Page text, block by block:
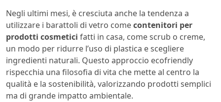
Negli ultimi mesi, è cresciuta anche la tendenza a
utilizzare i barattoli di vetro comecontenitori per
prodotti cosmetici fatti in casa, come scrub o creme,
un modo per ridurre l’uso di plastica e scegliere
ingredienti naturali. Questo approccio ecofriendly
rispecchia una filosofia di vita che mette al centro la
qualità e la sostenibilità, valorizzando prodotti semplici
ma di grande impatto ambientale.